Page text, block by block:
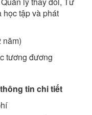
tập và phát
năm)
tương đương
tin chi tiết